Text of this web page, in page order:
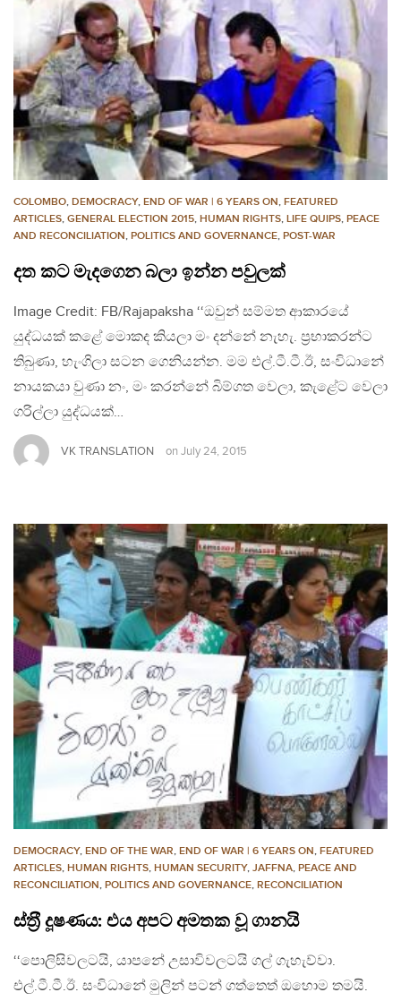
COLOMBO, DEMOCRACY, END OF WAR | 6 YEARS ON, FEATURED
ARTICLES, GENERAL ELECTION 2015, HUMAN RIGHTS, LIFE QUIPS, PEACE
AND RECONCILIATION, POLITICS AND GOVERNANCE, POST-WAR
දත කට මැදගෙන බලා ඉන්න පවුලක්
Image Credit: FB/Rajapaksha ‘‘ඔවුන් සම්මත ආකාරයේ
යුද්ධයක් කළේ මොකද කියලා මං දන්නේ නැහැ. ප‍්‍රභාකරන්ට
තිබුණා, හැංගිලා සටන ගෙනියන්න. මම එල්.ටී.ටී.ඊ, සංවිධානේ
නායකයා වුණා නං, මං කරන්නේ බිම්ගත වෙලා, කැළේට වෙලා
ගරිල්ලා යුද්ධයක්…
VK TRANSLATION on July 24, 2015
DEMOCRACY, END OF THE WAR, END OF WAR | 6 YEARS ON, FEATURED
ARTICLES, HUMAN RIGHTS, HUMAN SECURITY, JAFFNA, PEACE AND
RECONCILIATION, POLITICS AND GOVERNANCE, RECONCILIATION
ස්ත‍්‍රී දූෂණය: එය අපට අමතක වූ ගානයි
‘‘පොලිසිවලටයි, යාපනේ උසාවිවලටයි ගල් ගැහැව්වා.
එල්.ටී.ටී.ඊ. සංවිධානේ මුලින් පටන් ගත්තෙත් ඔහොම තමයි.